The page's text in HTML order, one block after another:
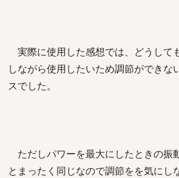
実際に使用した感想では、どうして
しながら使用したいため調節ができな
スでした。
ただしパワーを最大にしたときの振
とまったく同じなので調節をを気にし